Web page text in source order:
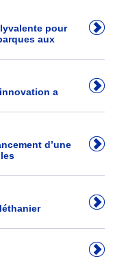
pour
aux
a
d’une